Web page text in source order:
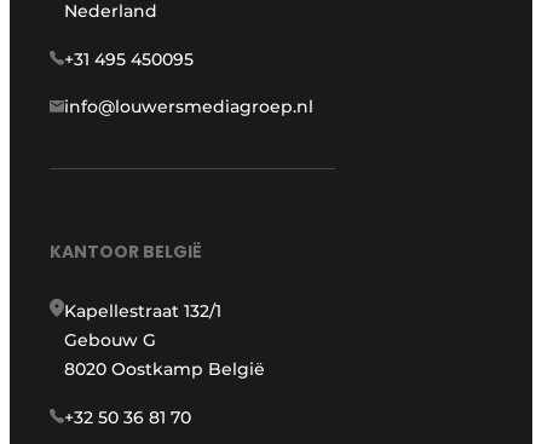
Nederland
+31 495 450095
info@louwersmediagroep.nl
KANTOOR BELGIË
Kapellestraat 132/1
Gebouw G
8020 Oostkamp België
+32 50 36 81 70